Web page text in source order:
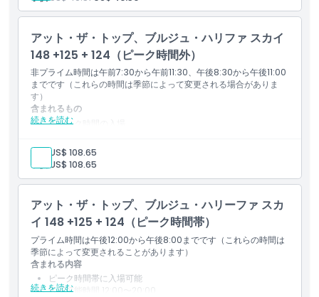
アット・ザ・トップ、ブルジュ・ハリファ スカイ
148 +125 + 124（ピーク時間外）
非プライム時間は午前7:30から午前11:30、午後8:30から午後11:00
までです（これらの時間は季節によって変更される場合がありま
す）
続きを読む
含まれるもの
非ピーク時間の入場
11:00
時間は季節により変更される場合があります
大人: US$ 108.65
子供: US$ 108.65
アット・ザ・トップ、ブルジュ・ハリーファ スカ
イ 148 +125 + 124（ピーク時間帯）
プライム時間は午後12:00から午後8:00までです（これらの時間は
季節によって変更されることがあります）
続きを読む
含まれる内容
ピーク時間帯に入場可能
入場可能時間 12:00〜20:00